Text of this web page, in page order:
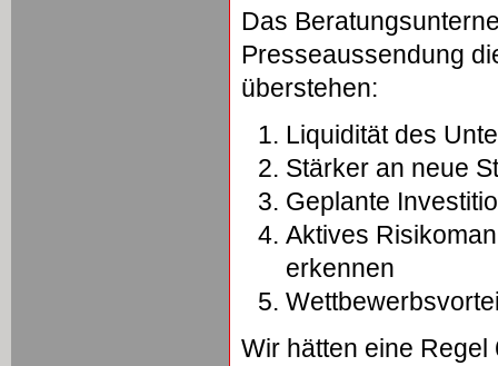
Das
Presseaussendung
überstehen:
Liquidität des
Stärker an neue
Geplante
Aktives
erkennen
Wir hätten eine